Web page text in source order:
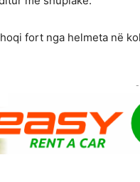
fort nga helmeta në
-